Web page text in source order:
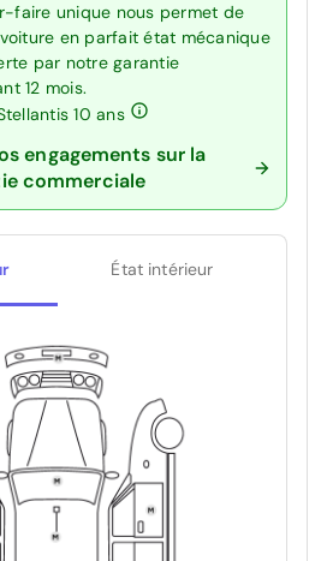
faire unique nous permet de
en parfait état mécanique
par notre garantie
12 mois.
10 ans
engagements sur la
commerciale
État intérieur